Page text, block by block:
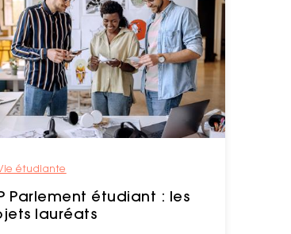
étudiante
Parlement étudiant : les
lauréats